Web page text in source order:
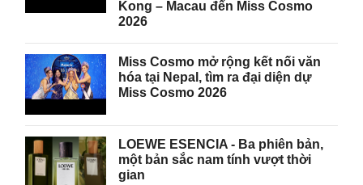
Kong – Macau đến Miss Cosmo
2026
Miss Cosmo mở rộng kết nối văn
hóa tại Nepal, tìm ra đại diện dự
Miss Cosmo 2026
LOEWE ESENCIA - Ba phiên bản,
một bản sắc nam tính vượt thời
gian